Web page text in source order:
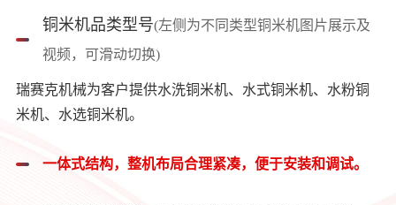
解决环境的污染。
铜米机品类型号(左侧为不同类型铜米机图片展示及
视频，可滑动切换)
瑞赛克机械为客户提供水洗铜米机、水式铜米机、水粉铜
米机、水选铜米机。
一体式结构，整机布局合理紧凑，便于安装和调试。